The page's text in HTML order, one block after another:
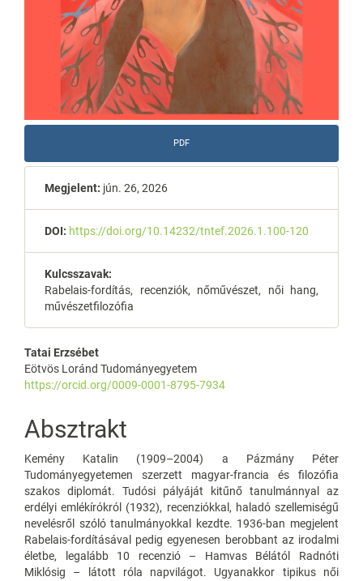
PDF
Megjelent: jún. 26, 2026
DOI: https://doi.org/10.14232/tntef.2026.1.100-120
Kulcsszavak:
Rabelais-fordítás, recenziók, nőművészet, női hang,
művészetfilozófia
Main
Article
Tatai Erzsébet
Eötvös Loránd Tudományegyetem
https://orcid.org/0009-0001-8795-7934
Absztrakt
Kemény Katalin (1909–2004) a Pázmány Péter
Tudományegyetemen szerzett magyar-francia és filozófia
szakos diplomát. Tudósi pályáját kitűnő tanulmánnyal az
erdélyi emlékírókról (1932), recenziókkal, haladó szellemiségű
nevelésről szóló tanulmányokkal kezdte. 1936-ban megjelent
Rabelais-fordításával pedig egyenesen berobbant az irodalmi
életbe, legalább 10 recenzió – Hamvas Bélától Radnóti
Miklósig – látott róla napvilágot. Ugyanakkor tipikus női